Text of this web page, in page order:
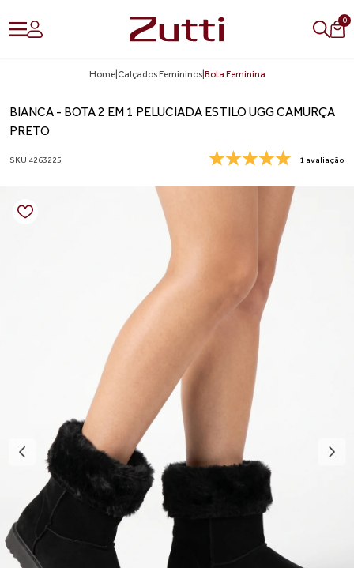
0
Home| Calçados Femininos| Bota Feminina
BIANCA - BOTA 2 EM 1 PELUCIADA ESTILO UGG CAMURÇA
PRETO
SKU 4263225 1 avaliação